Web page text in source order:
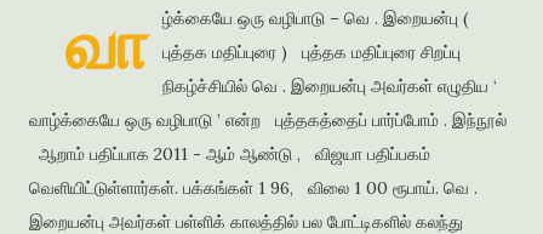
வா
ழ்க்கையே ஒரு வழிபாடு – வெ . இறையன்பு (
புத்தக மதிப்புரை ) புத்தக மதிப்புரை சிறப்பு
நிகழ்ச்சியில் வெ . இறையன்பு அவர்கள் எழுதிய ‘
வாழ்க்கையே ஒரு வழிபாடு ’ என்ற புத்தகத்தைப் பார்ப்போம் . இந்நூல்
ஆறாம் பதிப்பாக 2011 - ஆம் ஆண்டு , விஜயா பதிப்பகம்
வெளியிட்டுள்ளார்கள். பக்கங்கள் 1 96, விலை 1 00 ரூபாய். வெ .
இறையன்பு அவர்கள் பள்ளிக் காலத்தில் பல போட்டிகளில் கலந்து